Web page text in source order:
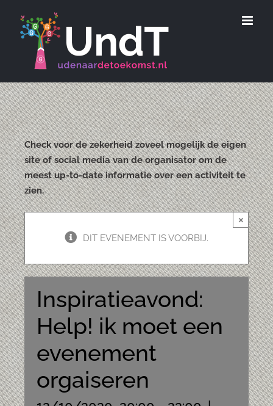
Check voor de zekerheid zoveel mogelijk de eigen
site of social media van de organisator om de
meest up-to-date informatie over een activiteit te
zien.
DIT EVENEMENT IS VOORBIJ.
×
Inspiratieavond:
Help! ik moet een
evenement
orgaiseren